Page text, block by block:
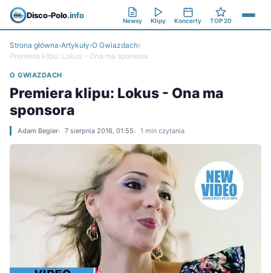
Disco-Polo.info
Newsy Klipy Koncerty TOP 20
Strona główna›Artykuły›O Gwiazdach›
Premiera klipu: Lokus - Ona ma sponsora
O GWIAZDACH
Premiera klipu: Lokus - Ona ma
sponsora
Adam Begier 7 sierpnia 2016, 01:55 1 min czytania